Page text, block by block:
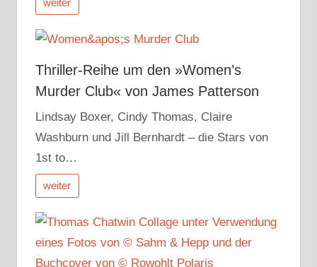
weiter
Thriller-Reihe um den »Women’s
Murder Club« von James Patterson
Lindsay Boxer, Cindy Thomas, Claire
Washburn und Jill Bernhardt – die Stars von
1st to…
weiter